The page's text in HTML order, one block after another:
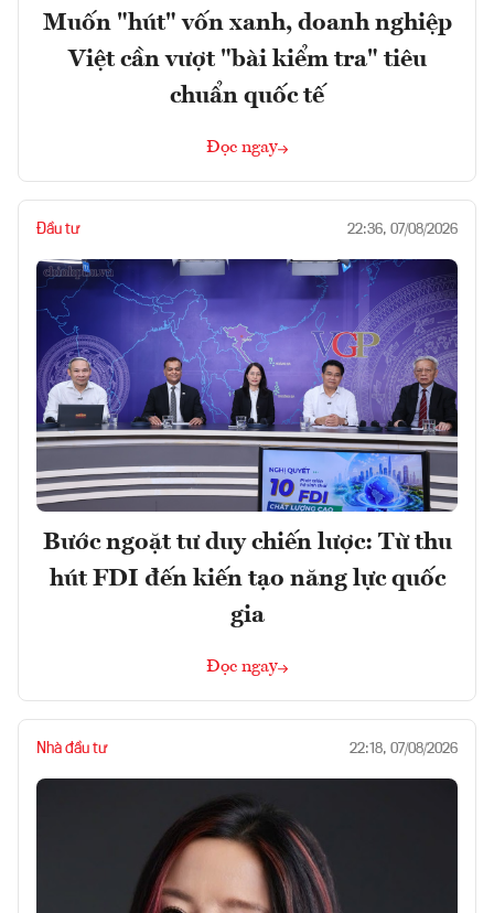
Muốn "hút" vốn xanh, doanh nghiệp
Việt cần vượt "bài kiểm tra" tiêu
chuẩn quốc tế
Đọc ngay
Đầu tư 22:36, 07/08/2026
Bước ngoặt tư duy chiến lược: Từ thu
hút FDI đến kiến tạo năng lực quốc
gia
Đọc ngay
Nhà đầu tư 22:18, 07/08/2026